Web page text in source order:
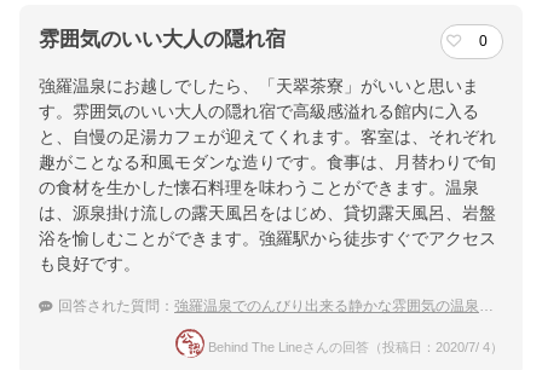
雰囲気のいい大人の隠れ宿 0
強羅温泉にお越しでしたら、「天翠茶寮」がいいと思いま
す。雰囲気のいい大人の隠れ宿で高級感溢れる館内に入る
と、自慢の足湯カフェが迎えてくれます。客室は、それぞれ
趣がことなる和風モダンな造りです。食事は、月替わりで旬
の食材を生かした懐石料理を味わうことができます。温泉
は、源泉掛け流しの露天風呂をはじめ、貸切露天風呂、岩盤
浴を愉しむことができます。強羅駅から徒歩すぐでアクセス
も良好です。
回答された質問： 強羅温泉でのんびり出来る静かな雰囲気の温泉宿を教えて下さい。
Behind The Lineさんの回答（投稿日：2020/7/ 4）